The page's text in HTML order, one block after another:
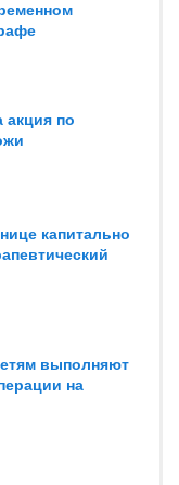
акция по
капитально
выполняют
на